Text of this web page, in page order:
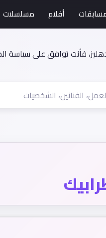
فأنت توافق على سياسة
أفلام مسلسلات